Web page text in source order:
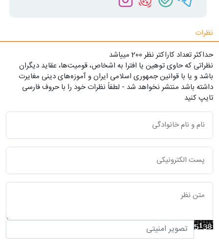
نظرات
حداکثر تعداد کاراکتر نظر 200 ميياشد
نظراتی که حاوی توهین یا افترا به اشخاص، قومیت‌ها، عقاید دیگران
باشد و یا با قوانین جمهوری اسلامی ایران و آموزه‌های دینی مغایرت
داشته باشد منتشر نخواهد شد - لطفاً نظرات خود را با حروف فارسی
تایپ کنید